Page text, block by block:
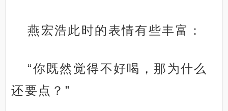
燕宏浩此时的表情有些丰富：
“你既然觉得不好喝，那为什么
还要点？”